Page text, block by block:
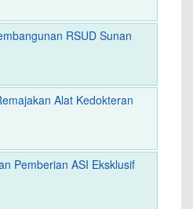
RSUD Sunan
Alat Kedokteran
Pemberian ASI Eksklusif